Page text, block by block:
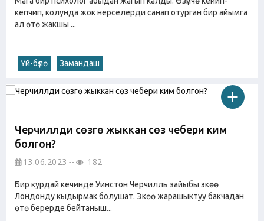
кепчип, колунда жок нерселерди санап отурган бир айымга
ал өтө жакшы ...
Үй-бүлө Замандаш
Черчиллди сөзгө жыккан сөз чебери ким
болгон?
13.06.2023 182
Бир курдай кечинде Уинстон Черчилль зайыбы экөө
Лондонду кыдырмак болушат. Экөө жарашыктуу бакчадан
өтө берерде бейтаныш...